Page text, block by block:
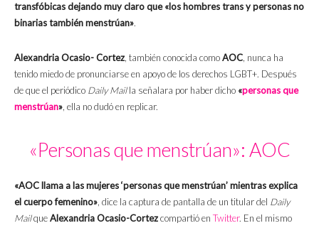
transfóbicas dejando muy claro que «los hombres trans y personas no
binarias también menstrúan».
Alexandria Ocasio- Cortez, también conocida comoAOC, nunca ha
tenido miedo de pronunciarse en apoyo de los derechos LGBT+. Después
de que el periódico Daily Mailla señalara por haber dicho «personas que
menstrúan», ella no dudó en replicar.
«Personas que menstrúan»: AOC
«AOC llama a las mujeres ‘personas que menstrúan’ mientras explica
el cuerpo femenino», dice la captura de pantalla de un titular del Daily
MailqueAlexandria Ocasio-Cortezcompartió en Twitter. En el mismo